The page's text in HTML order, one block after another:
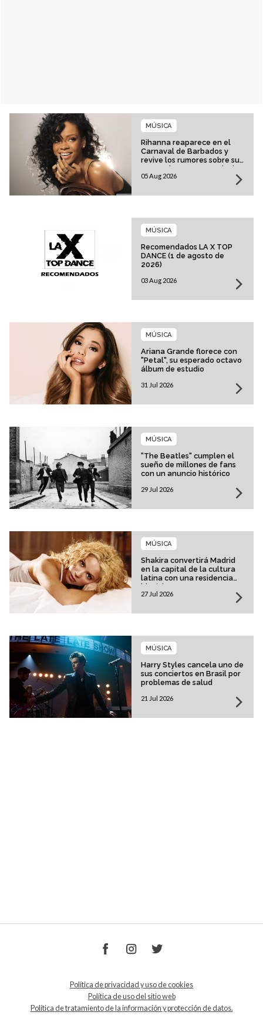
Rihanna reaparece en el
Carnaval de Barbados y
revive los rumores sobre su
esperado regreso musical
MÚSICA
05 Aug 2026
Recomendados LA X TOP
DANCE (1 de agosto de
2026)
MÚSICA
03 Aug 2026
Ariana Grande florece con
"Petal", su esperado octavo
álbum de estudio
MÚSICA
31 Jul 2026
"The Beatles" cumplen el
sueño de millones de fans
con un anuncio histórico
MÚSICA
29 Jul 2026
Shakira convertirá Madrid
en la capital de la cultura
latina con una residencia
histórica
MÚSICA
27 Jul 2026
Harry Styles cancela uno de
sus conciertos en Brasil por
problemas de salud
MÚSICA
21 Jul 2026
Política de privacidad y uso de cookies
Política de uso del sitio web
Política de tratamiento de la información y protección de datos.